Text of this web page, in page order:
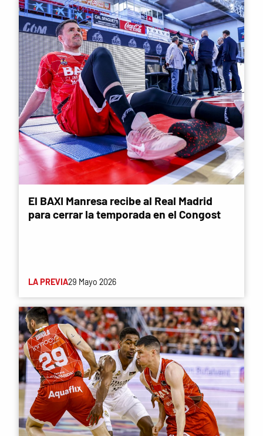
El BAXI Manresa recibe al Real Madrid
para cerrar la temporada en el Congost
LA PREVIA29 Mayo 2026